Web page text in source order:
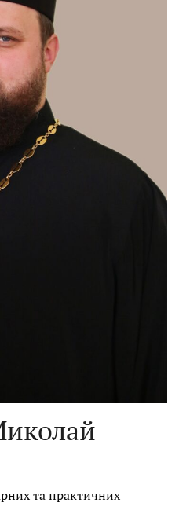
та практичних